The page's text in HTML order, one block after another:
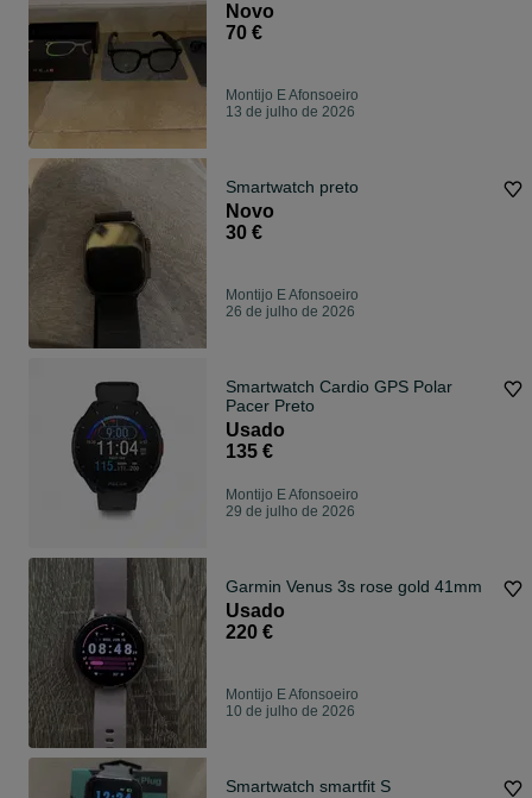
Novo
70 €
Montijo E Afonsoeiro
13 de julho de 2026
Smartwatch preto
Novo
30 €
Montijo E Afonsoeiro
26 de julho de 2026
Smartwatch Cardio GPS Polar
Pacer Preto
Usado
135 €
Montijo E Afonsoeiro
29 de julho de 2026
Garmin Venus 3s rose gold 41mm
Usado
220 €
Montijo E Afonsoeiro
10 de julho de 2026
Smartwatch smartfit S